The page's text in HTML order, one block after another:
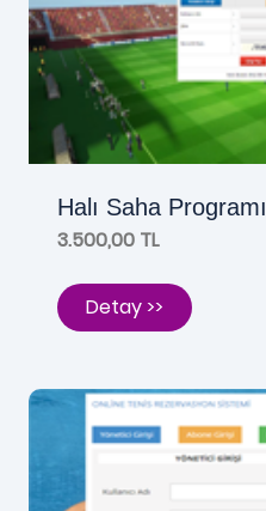
Halı Saha Programı
3.500,00 TL
Detay >>